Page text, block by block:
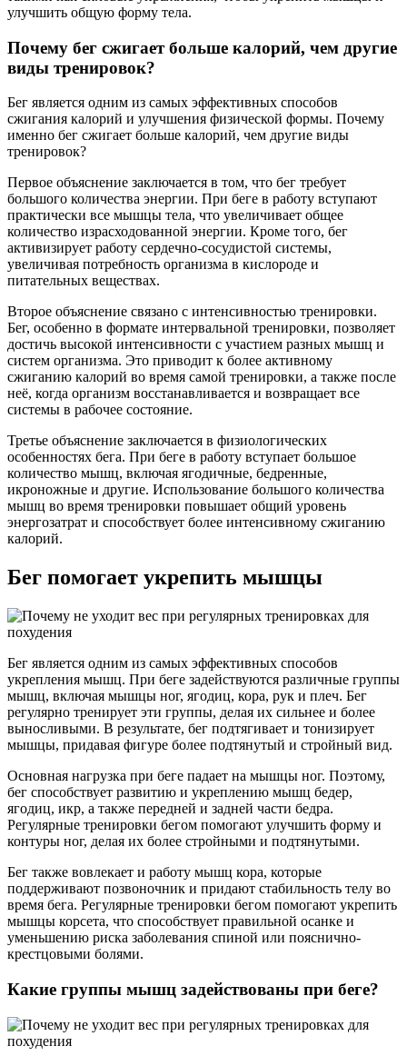
улучшить общую форму тела.
Почему бег сжигает больше калорий, чем другие
виды тренировок?
Бег является одним из самых эффективных способов
сжигания калорий и улучшения физической формы. Почему
именно бег сжигает больше калорий, чем другие виды
тренировок?
Первое объяснение заключается в том, что бег требует
большого количества энергии. При беге в работу вступают
практически все мышцы тела, что увеличивает общее
количество израсходованной энергии. Кроме того, бег
активизирует работу сердечно-сосудистой системы,
увеличивая потребность организма в кислороде и
питательных веществах.
Второе объяснение связано с интенсивностью тренировки.
Бег, особенно в формате интервальной тренировки, позволяет
достичь высокой интенсивности с участием разных мышц и
систем организма. Это приводит к более активному
сжиганию калорий во время самой тренировки, а также после
неё, когда организм восстанавливается и возвращает все
системы в рабочее состояние.
Третье объяснение заключается в физиологических
особенностях бега. При беге в работу вступает большое
количество мышц, включая ягодичные, бедренные,
икроножные и другие. Использование большого количества
мышц во время тренировки повышает общий уровень
энергозатрат и способствует более интенсивному сжиганию
калорий.
Бег помогает укрепить мышцы
Бег является одним из самых эффективных способов
укрепления мышц. При беге задействуются различные группы
мышц, включая мышцы ног, ягодиц, кора, рук и плеч. Бег
регулярно тренирует эти группы, делая их сильнее и более
выносливыми. В результате, бег подтягивает и тонизирует
мышцы, придавая фигуре более подтянутый и стройный вид.
Основная нагрузка при беге падает на мышцы ног. Поэтому,
бег способствует развитию и укреплению мышц бедер,
ягодиц, икр, а также передней и задней части бедра.
Регулярные тренировки бегом помогают улучшить форму и
контуры ног, делая их более стройными и подтянутыми.
Бег также вовлекает и работу мышц кора, которые
поддерживают позвоночник и придают стабильность телу во
время бега. Регулярные тренировки бегом помогают укрепить
мышцы корсета, что способствует правильной осанке и
уменьшению риска заболевания спиной или пояснично-
крестцовыми болями.
Какие группы мышц задействованы при беге?